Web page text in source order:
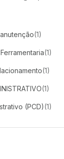
(1)
(1)
(1)
(1)
(PCD)(1)